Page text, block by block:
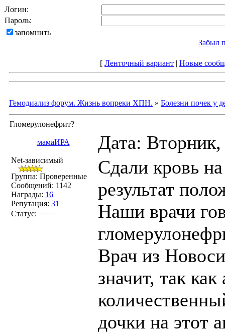
Логин:
Пароль:
запомнить
Забыл
[ Ленточный вариант | Новые
Гемодиализ форум. Жизнь вопреки ХПН. » Болезни почек у
Гломерулонефрит?
мамаИРА Дата:
Net-зависимый
Группа: Проверенные
Сообщений: 1142
Награды: 16
Репутация: 31
Статус:
Сдали кровь
результат
Наши врачи
Врач из
значит, так
дочки на этот